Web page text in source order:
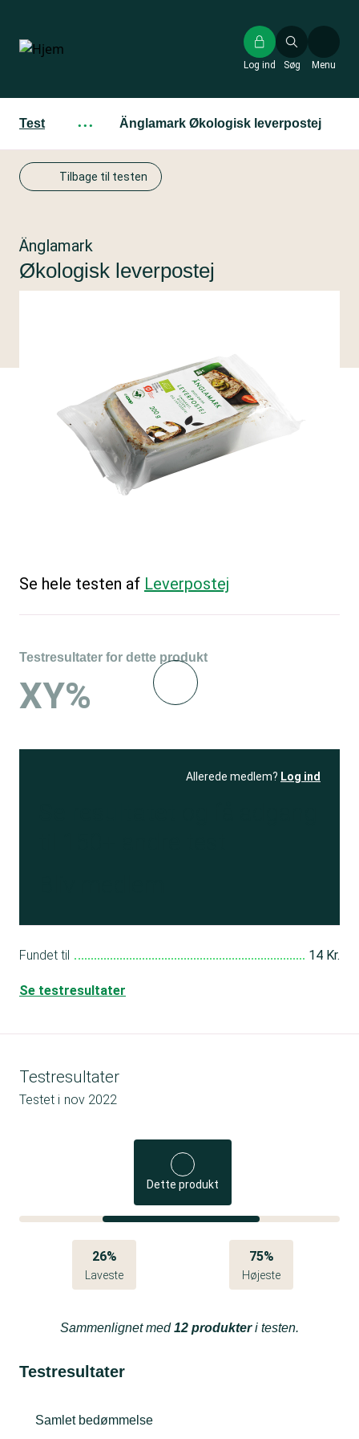
hovedindhold
Søg
Log ind Menu
Test ··· Änglamark Økologisk leverpostej
Tilbage til testen
Änglamark
Økologisk leverpostej
Se hele testen af Leverpostej
Testresultater for dette produkt
XY%
Allerede medlem? Log ind
Fundet til 14 Kr.
Se testresultater
Testresultater
Testet i nov 2022
Dette produkt
26%
Laveste
75%
Højeste
Sammenlignet med12 produkteri testen.
Testresultater
Samlet bedømmelse